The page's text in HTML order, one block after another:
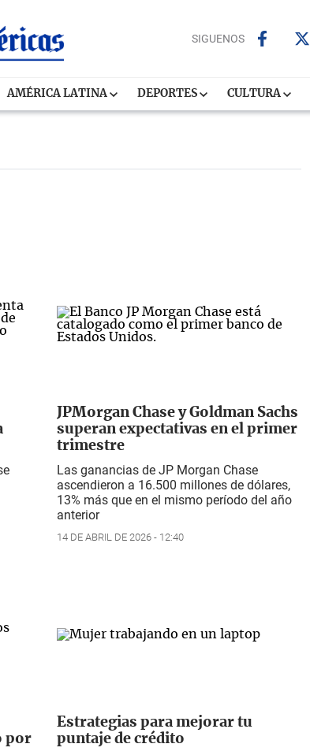
SIGUENOS
AMÉRICA LATINA DEPORTES CULTURA
JPMorgan Chase y Goldman Sachs
superan expectativas en el primer
trimestre
Las ganancias de JP Morgan Chase
ascendieron a 16.500 millones de dólares,
13% más que en el mismo período del año
anterior
14 DE ABRIL DE 2026 - 12:40
por
Estrategias para mejorar tu
puntaje de crédito